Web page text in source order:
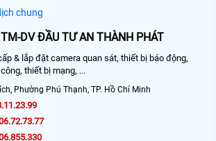
chung
DV ĐẦU TƯ AN THÀNH PHÁT
& lắp đặt camera quan sát, thiết bị báo động,
thiết bị mạng, ...
Phường Phú Thạnh, TP. Hồ Chí Minh